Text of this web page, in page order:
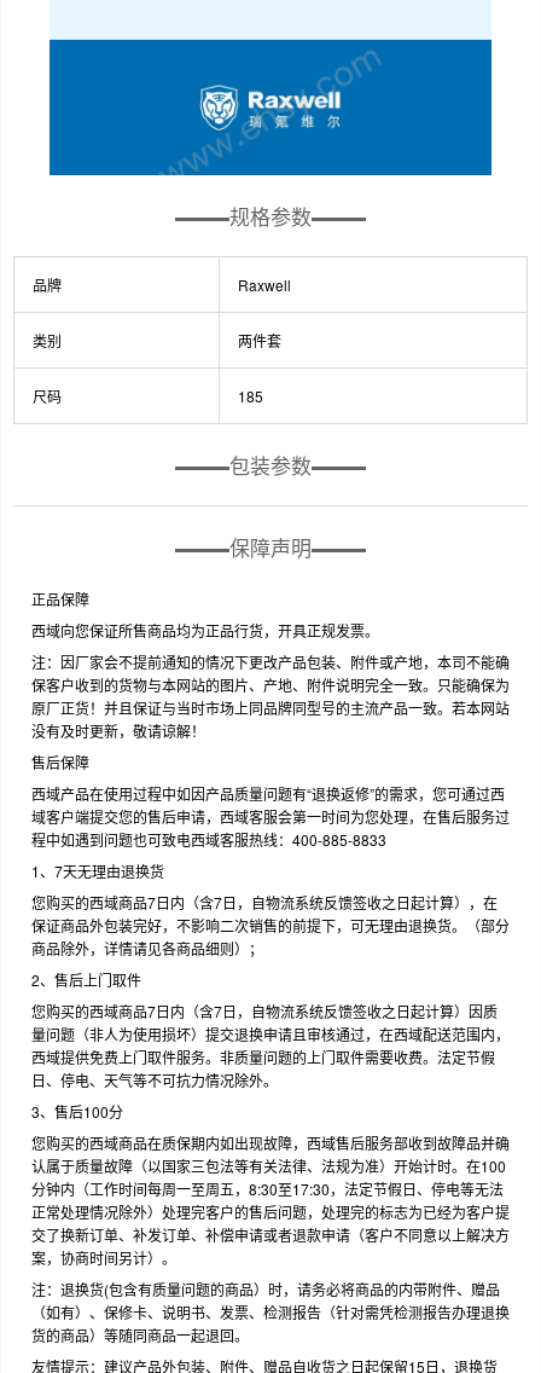
规格参数
品牌 Raxwell
类别 两件套
尺码 185
包装参数
保障声明
正品保障
西域向您保证所售商品均为正品行货，开具正规发票。
注：因厂家会不提前通知的情况下更改产品包装、附件或产地，本司不能确
保客户收到的货物与本网站的图片、产地、附件说明完全一致。只能确保为
原厂正货！并且保证与当时市场上同品牌同型号的主流产品一致。若本网站
没有及时更新，敬请谅解！
售后保障
西域产品在使用过程中如因产品质量问题有“退换返修”的需求，您可通过西
域客户端提交您的售后申请，西域客服会第一时间为您处理，在售后服务过
程中如遇到问题也可致电西域客服热线：400-885-8833
1、7天无理由退换货
您购买的西域商品7日内（含7日，自物流系统反馈签收之日起计算），在
保证商品外包装完好，不影响二次销售的前提下，可无理由退换货。（部分
商品除外，详情请见各商品细则）；
2、售后上门取件
您购买的西域商品7日内（含7日，自物流系统反馈签收之日起计算）因质
量问题（非人为使用损坏）提交退换申请且审核通过，在西域配送范围内，
西域提供免费上门取件服务。非质量问题的上门取件需要收费。法定节假
日、停电、天气等不可抗力情况除外。
3、售后100分
您购买的西域商品在质保期内如出现故障，西域售后服务部收到故障品并确
认属于质量故障（以国家三包法等有关法律、法规为准）开始计时。在100
分钟内（工作时间每周一至周五，8:30至17:30，法定节假日、停电等无法
正常处理情况除外）处理完客户的售后问题，处理完的标志为已经为客户提
交了换新订单、补发订单、补偿申请或者退款申请（客户不同意以上解决方
案，协商时间另计）。
注：退换货(包含有质量问题的商品）时，请务必将商品的内带附件、赠品
（如有）、保修卡、说明书、发票、检测报告（针对需凭检测报告办理退换
货的商品）等随同商品一起退回。
友情提示：建议产品外包装、附件、赠品自收货之日起保留15日，退换货